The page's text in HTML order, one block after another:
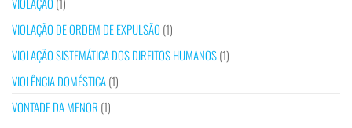
VIOLAÇÃO DE ORDEM DE EXPULSÃO (1)
VIOLAÇÃO SISTEMÁTICA DOS DIREITOS HUMANOS(1)
VIOLÊNCIA DOMÉSTICA(1)
VONTADE DA MENOR (1)